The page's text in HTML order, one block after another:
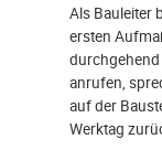
Als Bauleiter
ersten
anrufen,
auf der
Werktag